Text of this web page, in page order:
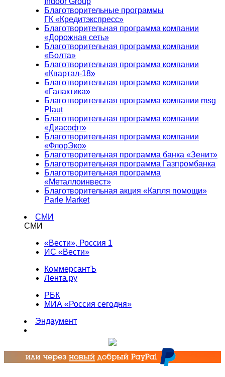
Благотворительные программы
ГК «Кредитэкспресс»
Благотворительная программа компании
«Дорожная сеть»
Благотворительная программа компании
«Болта»
Благотворительная программа компании
«Квартал-18»
Благотворительная программа компании
«Галактика»
Благотворительная программа компании msg
Plaut
Благотворительная программа компании
«Диасофт»
Благотворительная программа компании
«ФлорЭко»
Благотворительная программа банка «Зенит»
Благотворительная программа Газпромбанка
Благотворительная программа
«Металлоинвест»
Благотворительная акция «Капля помощи»
Parle Market
СМИ
СМИ
«Вести», Россия 1
ИС «Вести»
КоммерсантЪ
Лента.ру
РБК
МИА «Россия сегодня»
Эндаумент